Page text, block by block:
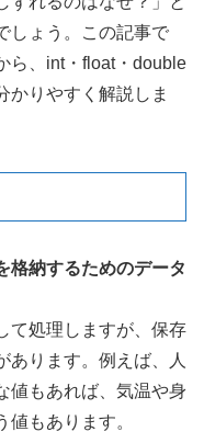
しょう。この記事で
ら、int・float・double
かりやすく解説しま
格納するためのデータ
て処理しますが、保存
あります。例えば、人
値もあれば、気温や身
もあります。